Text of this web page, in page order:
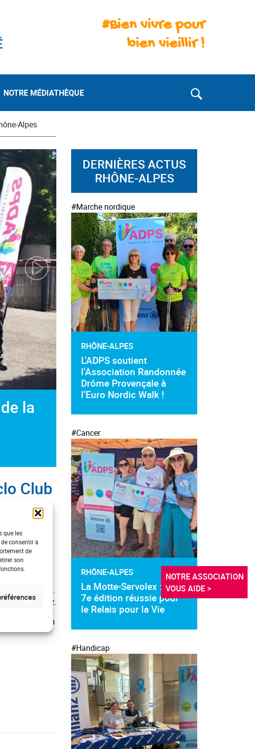
que les
consentir à
de
son
#Bien vivre pour
bien vieillir !
NOTRE MÉDIATHÈQUE
Alpes
la
Club
itinérante
partant
à Sillingy.
la Mandallaz.
et son soutien
DERNIÈRES ACTUS
RHÔNE-ALPES
#Marche nordique
RHÔNE-ALPES
L’ADPS soutient
l’Association Randonnée
Drôme Provençale à
l’Euro Nordic Walk !
#Cancer
RHÔNE-ALPES
La Motte-Servolex : une
7e édition réussie pour
le Relais pour la Vie
#Handicap
NOTRE ASSOCIATION
VOUS AIDE >